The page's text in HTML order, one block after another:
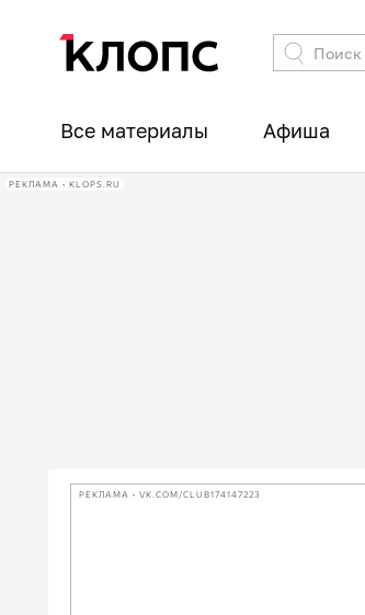
Все материалы Афиша
РЕКЛАМА • KLOPS.RU
РЕКЛАМА • VK.COM/CLUB174147223